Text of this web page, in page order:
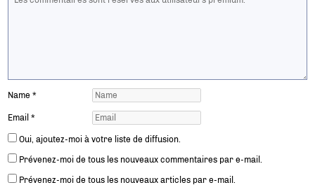
Name*
Email*
Oui, ajoutez-moi à votre liste de diffusion.
Prévenez-moi de tous les nouveaux commentaires par e-mail.
Prévenez-moi de tous les nouveaux articles par e-mail.